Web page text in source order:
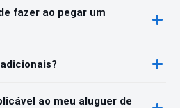
fazer ao pegar um
ao meu aluguer de